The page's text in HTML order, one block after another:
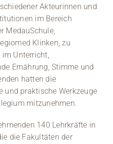
Akteurinnen und
im Bereich
MedauSchule,
Klinken, zu
Unterricht,
Ernährung, Stimme und
hatten die
und praktische Werkzeuge
mitzunehmen.
140 Lehrkräfte in
die Fakultäten der